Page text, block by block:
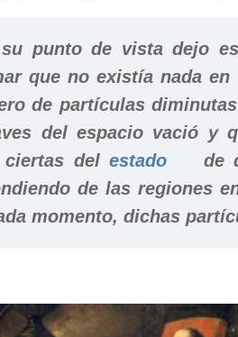
punto de vista dejo
que no existía nada
de partículas
del espacio vació y
ciertas delestado
de
de las regiones
momento, dichas